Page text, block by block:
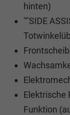
hinten)
""SIDE
Elektrische
Funktion